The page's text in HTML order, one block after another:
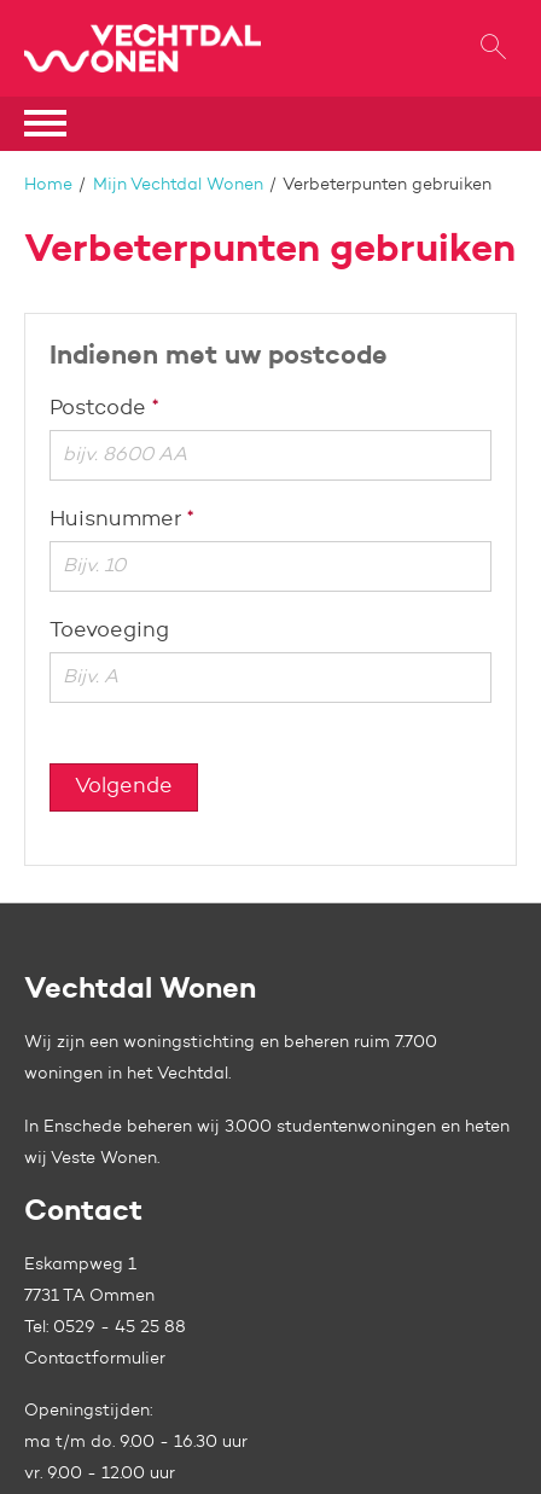
Naar hoofdinhoud
Naar hoofdnavigatiemenu
Naar zoeken
Naar de homepage
Ga naar Hoofd
Home Mijn Vechtdal Wonen Verbeterpunten gebruiken
Verbeterpunten gebruiken
Indienen met uw postcode
Postcode *
Huisnummer *
Toevoeging
Volgende
Contactinformatie
Vechtdal Wonen
Wij zijn een woningstichting en beheren ruim 7.700
woningen in het Vechtdal.
In Enschede beheren wij 3.000 studentenwoningen en heten
wij Veste Wonen.
Contact
Eskampweg 1
7731 TA Ommen
Tel: 0529 - 45 25 88
Contactformulier
Openingstijden:
ma t/m do. 9.00 - 16.30 uur
vr. 9.00 - 12.00 uur